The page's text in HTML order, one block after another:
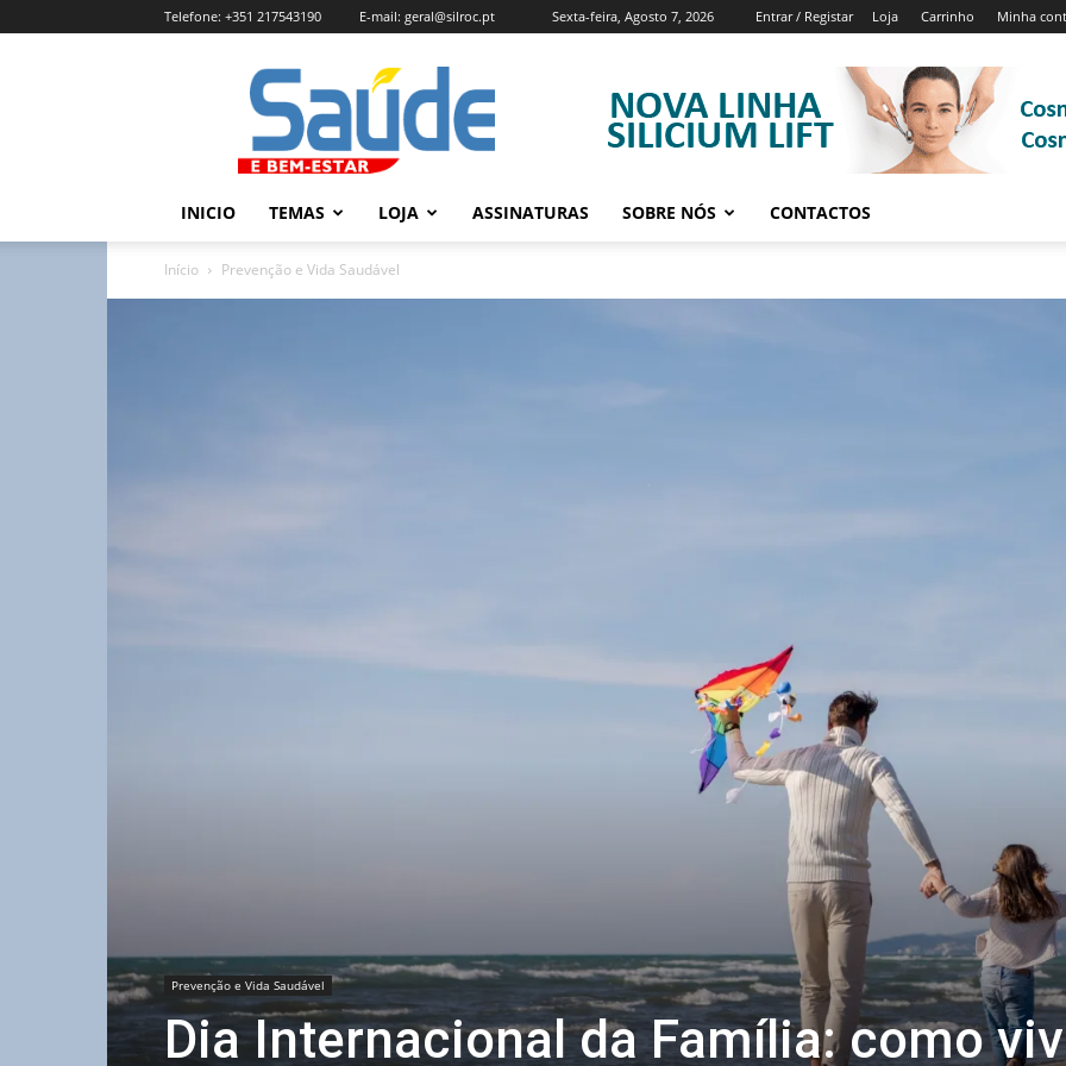
Sexta-feira, Agosto 7, 2026 Entrar / Registar Loja Carrinho Minha
Telefone: +351 217543190 E-mail: geral@silroc.pt
Revista
Saúde
e
Bem
Estar
Edição
INICIO TEMAS LOJA ASSINATURAS SOBRE NÓS CONTACTOS
Início Prevenção e Vida Saudável
Prevenção e Vida Saudável
Dia Internacional da Família: como